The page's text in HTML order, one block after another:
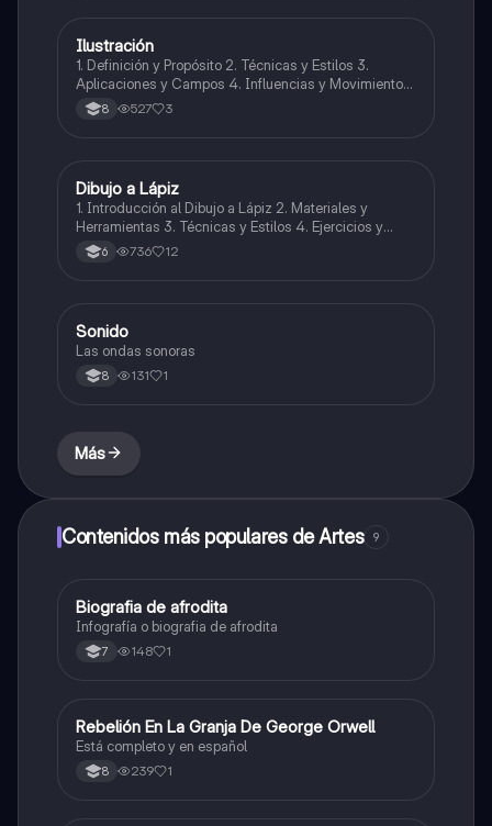
Artes
Ilustración
1. Definición y Propósito 2. Técnicas y Estilos 3.
Aplicaciones y Campos 4. Influencias y Movimientos
Artísticos 5. Ética en la Ilustración 6. Desarrollo
Profesional y Educativo 7. Ejemplos y Referencias
8 527 3
Artes
Dibujo a Lápiz
1. Introducción al Dibujo a Lápiz 2. Materiales y
Herramientas 3. Técnicas y Estilos 4. Ejercicios y
Prácticas Recomendadas 5. Inspiración y
Referencias 6. Proceso Creativo y Experimentación
6 736 12
Música
Sonido
Las ondas sonoras
8 131 1
Más
Contenidos más populares de Artes 9
Artes
Biografia de afrodita
Infografía o biografia de afrodita
7 148 1
Sociales/Historia
Rebelión En La Granja De George Orwell
Está completo y en español
8 239 1